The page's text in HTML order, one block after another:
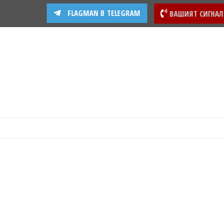
ВАШИЯТ СИГНАЛ
FLAGMAN В TELEGRAM